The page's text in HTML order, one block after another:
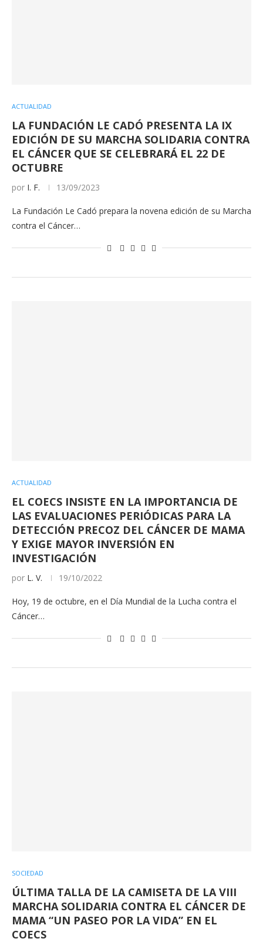
ACTUALIDAD
LA FUNDACIÓN LE CADÓ PRESENTA LA IX
EDICIÓN DE SU MARCHA SOLIDARIA CONTRA
EL CÁNCER QUE SE CELEBRARÁ EL 22 DE
OCTUBRE
por I. F. 13/09/2023
La Fundación Le Cadó prepara la novena edición de su Marcha
contra el Cáncer…
ACTUALIDAD
EL COECS INSISTE EN LA IMPORTANCIA DE
LAS EVALUACIONES PERIÓDICAS PARA LA
DETECCIÓN PRECOZ DEL CÁNCER DE MAMA
Y EXIGE MAYOR INVERSIÓN EN
INVESTIGACIÓN
por L. V. 19/10/2022
Hoy, 19 de octubre, en el Día Mundial de la Lucha contra el
Cáncer…
SOCIEDAD
ÚLTIMA TALLA DE LA CAMISETA DE LA VIII
MARCHA SOLIDARIA CONTRA EL CÁNCER DE
MAMA “UN PASEO POR LA VIDA” EN EL
COECS